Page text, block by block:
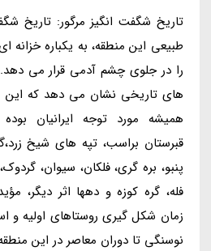
تاریخ شگفت انگیز مرگور: تاریخ
طبیعی این منطقه، به یکباره
را در جلوی چشم آدمی قرار می دهد.
های تاریخی نشان می دهد که این
همیشه مورد توجه ایرانیان
قبرستان براسب، تپه های شیخ
پنبو، بره گری، فلکان، سیوان،
فله، گره کوزه و دهها اثر دیگر،
زمان شکل گیری روستاهای اولیه و
نوسنگی تا دوران معاصر در این